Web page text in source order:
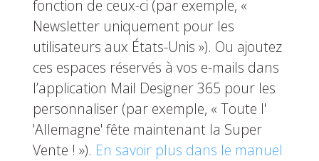
fonction de ceux-ci (par exemple, «
Newsletter uniquement pour les
utilisateurs aux États-Unis »). Ou ajoutez
ces espaces réservés à vos e-mails dans
l’application Mail Designer 365 pour les
personnaliser (par exemple, « Toute l'
'Allemagne' fête maintenant la Super
Vente ! »). En savoir plus dans le manuel